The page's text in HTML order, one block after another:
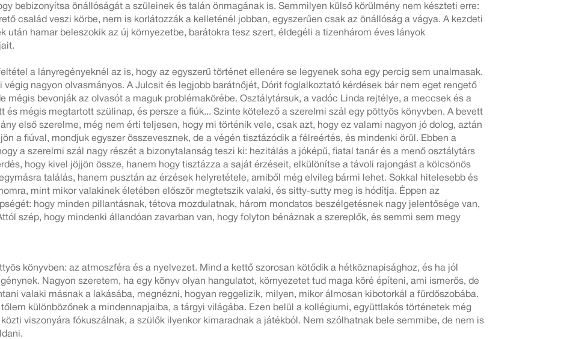
bebizonyítsa önállóságát a szüleinek és talán önmagának is. Semmilyen külső körülmény nem készteti erre:
család veszi körbe, nem is korlátozzák a kelleténél jobban, egyszerűen csak az önállóság a vágya. A kezdeti
után hamar beleszokik az új környezetbe, barátokra tesz szert, éldegéli a tizenhárom éves lányok
a lányregényeknél az is, hogy az egyszerű történet ellenére se legyenek soha egy percig sem unalmasak.
végig nagyon olvasmányos. A Julcsit és legjobb barátnőjét, Dórit foglalkoztató kérdések bár nem eget rengető
mégis bevonják az olvasót a maguk problémakörébe. Osztálytársuk, a vadóc Linda rejtélye, a meccsek és a
és mégis megtartott szülinap, és persze a fiúk... Szinte kötelező a szerelmi szál egy pöttyös könyvben. A bevett
első szerelme, még nem érti teljesen, hogy mi történik vele, csak azt, hogy ez valami nagyon jó dolog, aztán
a fiúval, mondjuk egyszer összevesznek, de a végén tisztázódik a félreértés, és mindenki örül. Ebben a
a szerelmi szál nagy részét a bizonytalanság teszi ki: hezitálás a jóképű, fiatal tanár és a menő osztálytárs
hogy kivel jöjjön össze, hanem hogy tisztázza a saját érzéseit, elkülönítse a távoli rajongást a kölcsönös
találás, hanem pusztán az érzések helyretétele, amiből még elvileg bármi lehet. Sokkal hitelesebb és
mint mikor valakinek életében először megtetszik valaki, és sitty-sutty meg is hódítja. Éppen az
hogy minden pillantásnak, tétova mozdulatnak, három mondatos beszélgetésnek nagy jelentősége van,
szép, hogy mindenki állandóan zavarban van, hogy folyton bénáznak a szereplők, és semmi sem megy
könyvben: az atmoszféra és a nyelvezet. Mind a kettő szorosan kötődik a hétköznapisághoz, és ha jól
Nagyon szeretem, ha egy könyv olyan hangulatot, környezetet tud maga köré építeni, ami ismerős, de
valaki másnak a lakásába, megnézni, hogyan reggelizik, milyen, mikor álmosan kibotorkál a fürdőszobába.
különbözőnek a mindennapjaiba, a tárgyi világába. Ezen belül a kollégiumi, együttlakós történetek még
viszonyára fókuszálnak, a szülők ilyenkor kimaradnak a játékból. Nem szólhatnak bele semmibe, de nem is